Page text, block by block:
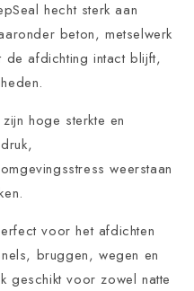
hecht sterk aan
beton, metselwerk
afdichting intact blijft,
hoge sterkte en
weerstaan
voor het afdichten
bruggen, wegen en
geschikt voor zowel natte